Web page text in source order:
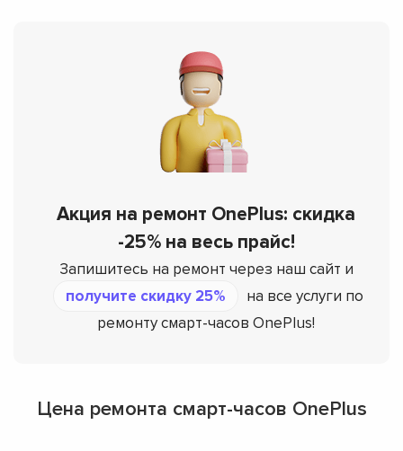
Акция на ремонт OnePlus: скидка
-25% на весь прайс!
Запишитесь на ремонт через наш сайт и
получите скидку 25%
на все услуги по
ремонту смарт-часов OnePlus!
Цена ремонта смарт-часов OnePlus